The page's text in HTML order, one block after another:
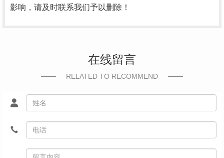
影响，请及时联系我们予以删除！
在线留言
RELATED TO RECOMMEND